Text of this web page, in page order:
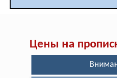
Цены на